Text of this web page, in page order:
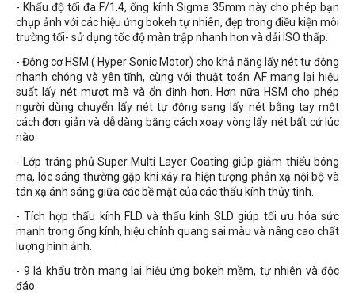
- Khẩu độ tối đa F/1.4, ống kính Sigma 35mm này cho phép bạn
chụp ảnh với các hiệu ứng bokeh tự nhiên, đẹp trong điều kiện môi
trường tối- sử dụng tốc độ màn trập nhanh hơn và dải ISO thấp.
- Động cơ HSM ( Hyper Sonic Motor) cho khả năng lấy nét tự động
nhanh chóng và yên tĩnh, cùng với thuật toán AF mang lại hiệu
suất lấy nét mượt mà và ổn định hơn. Hơn nữa HSM cho phép
người dùng chuyển lấy nét tự động sang lấy nét bằng tay một
cách đơn giản và dễ dàng bằng cách xoay vòng lấy nét bất cứ lúc
nào.
- Lớp tráng phủ Super Multi Layer Coating giúp giảm thiểu bóng
ma, lóe sáng thường gặp khi xảy ra hiện tượng phản xạ nội bộ và
tán xạ ánh sáng giữa các bề mặt của các thấu kính thủy tinh.
- Tích hợp thấu kính FLD và thấu kính SLD giúp tối ưu hóa sức
mạnh trong ống kính, hiệu chỉnh quang sai màu và nâng cao chất
lượng hình ảnh.
- 9 lá khẩu tròn mang lại hiệu ứng bokeh mềm, tự nhiên và độc
đáo.